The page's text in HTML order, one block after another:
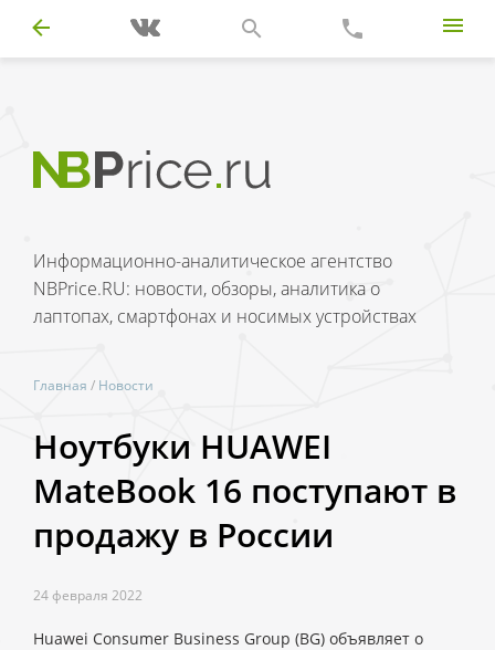
Информационно-аналитическое агентство
NBPrice.RU: новости, обзоры, аналитика о
лаптопах, смартфонах и носимых устройствах
Главная / Новости
Ноутбуки HUAWEI
MateBook 16 поступают в
продажу в России
24 февраля 2022
Huawei Consumer Business Group (BG) объявляет о